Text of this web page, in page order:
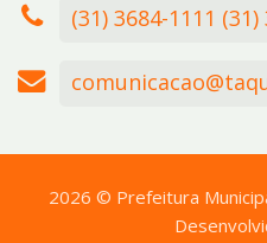
(31) 3684-1111 (31)
2026 © Prefeitura